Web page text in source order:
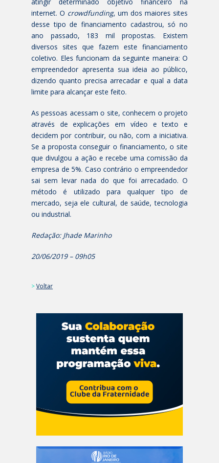
internet. O crowdfunding, um dos maiores sites
desse tipo de financiamento cadastrou, só no
ano passado, 183 mil propostas. Existem
diversos sites que fazem este financiamento
coletivo. Eles funcionam da seguinte maneira: O
empreendedor apresenta sua ideia ao público,
dizendo quanto precisa arrecadar e qual a data
limite para alcançar este feito.
As pessoas acessam o site, conhecem o projeto
através de explicações em vídeo e texto e
decidem por contribuir, ou não, com a iniciativa.
Se a proposta conseguir o financiamento, o site
que divulgou a ação e recebe uma comissão da
empresa de 5%. Caso contrário o empreendedor
sai sem levar nada do que foi arrecadado. O
método é utilizado para qualquer tipo de
mercado, seja ele cultural, de saúde, tecnologia
ou industrial.
Redação: Jhade Marinho
20/06/2019 – 09h05
>Voltar